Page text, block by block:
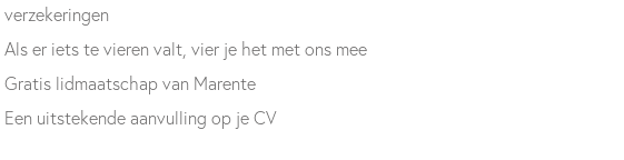
verzekeringen
Als er iets te vieren valt, vier je het met ons mee
Gratis lidmaatschap van Marente
Een uitstekende aanvulling op je CV